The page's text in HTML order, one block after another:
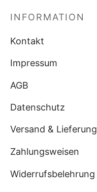
INFORMATION
Kontakt
Impressum
AGB
Datenschutz
Versand & Lieferung
Zahlungsweisen
Widerrufsbelehrung